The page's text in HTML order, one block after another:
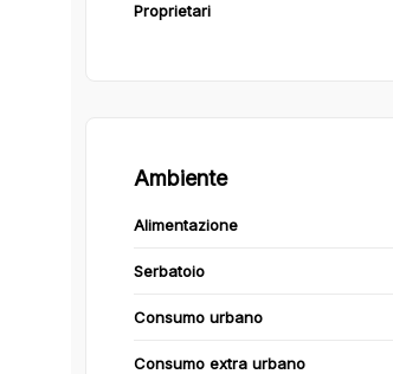
Proprietari
Ambiente
Alimentazione
Serbatoio
Consumo urbano
Consumo extra urbano